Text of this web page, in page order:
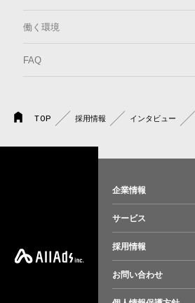
働く環境
FAQ
TOP 採用情報 インタビュー
企業情報
サービス
採用情報
お問い合わせ